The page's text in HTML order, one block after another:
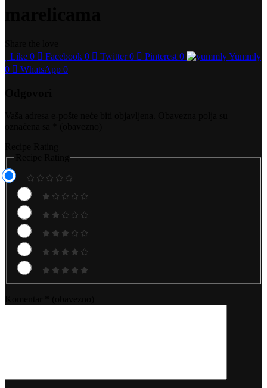
Like 0 Facebook 0 Twitter 0 Pinterest 0
Yummly
0
WhatsApp 0